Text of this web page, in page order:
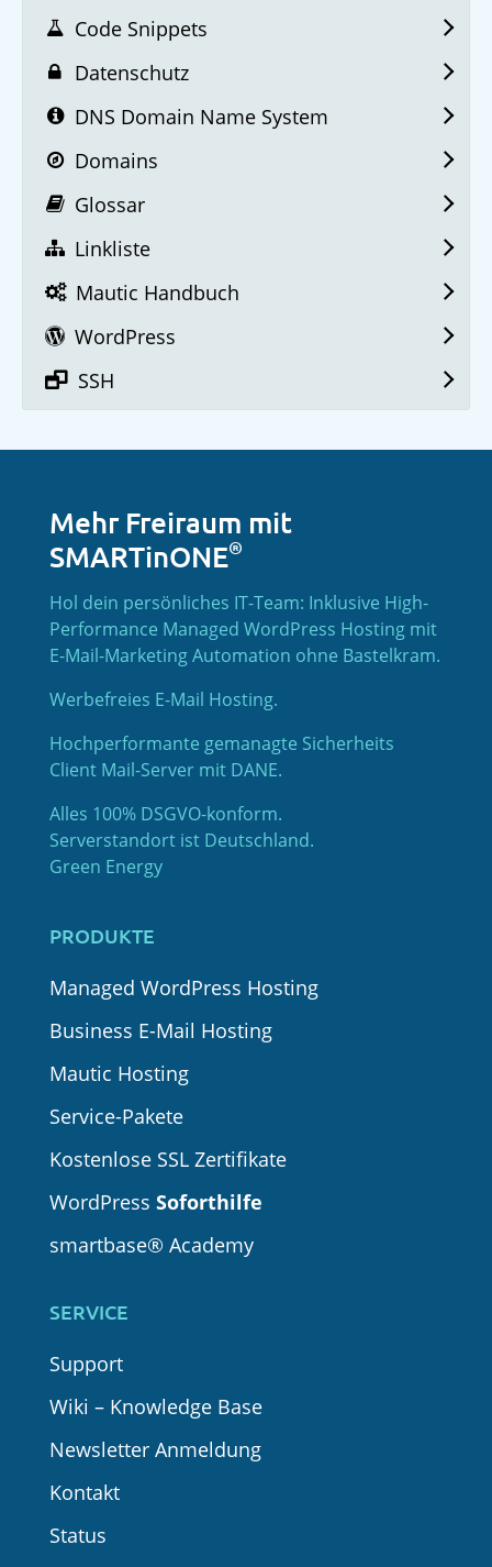
Code Snippets
Datenschutz
DNS Domain Name System
Domains
Glossar
Linkliste
Mautic Handbuch
WordPress
SSH
Mehr Freiraum mit
SMARTinONE®
Hol dein persönliches IT-Team: Inklusive High-
Performance Managed WordPress Hosting mit
E-Mail-Marketing Automation ohne Bastelkram.
Werbefreies E-Mail Hosting.
Hochperformante gemanagte Sicherheits
Client Mail-Server mit DANE.
Alles 100% DSGVO-konform.
Serverstandort ist Deutschland.
Green Energy
PRODUKTE
Managed WordPress Hosting
Business E-Mail Hosting
Mautic Hosting
Service-Pakete
Kostenlose SSL Zertifikate
WordPress Soforthilfe
smartbase® Academy
SERVICE
Support
Wiki – Knowledge Base
Newsletter Anmeldung
Kontakt
Status